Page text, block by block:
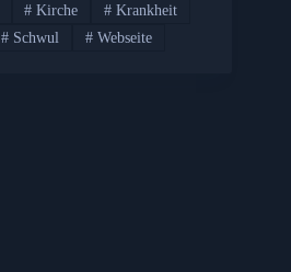
# Kirche # Krankheit
# Schwul # Webseite